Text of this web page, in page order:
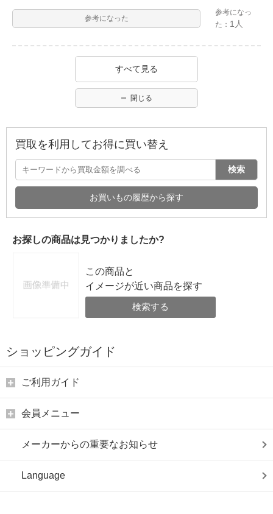
参考になった
参考になっ
た： 1人
すべて見る
閉じる
買取を利用してお得に買い替え
検索
お買いもの履歴から探す
お探しの商品は見つかりましたか?
この商品と
イメージが近い商品を探す
検索する
ショッピングガイド
ご利用ガイド
会員メニュー
メーカーからの重要なお知らせ
Language